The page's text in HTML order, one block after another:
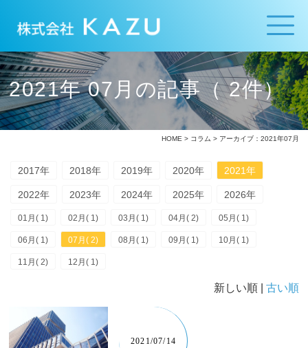
2021年 07月の記事（ 2件）
HOME > コラム > アーカイブ：2021年07月
2017年 2018年 2019年 2020年 2021年
2022年 2023年 2024年 2025年 2026年
01月( 1) 02月( 1) 03月( 1) 04月( 2) 05月( 1)
06月( 1) 07月( 2) 08月( 1) 09月( 1) 10月( 1)
11月( 2) 12月( 1)
新しい順 | 古い順
2021/07/14